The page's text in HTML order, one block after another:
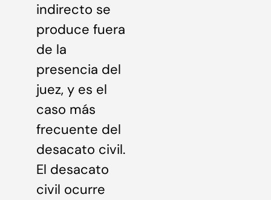
indirecto se
produce fuera
de la
presencia del
juez, y es el
caso más
frecuente del
desacato civil.
El desacato
civil ocurre